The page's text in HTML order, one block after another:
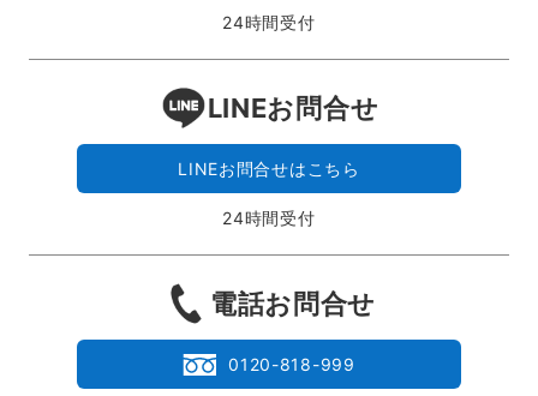
24時間受付
LINEお問合せ
LINEお問合せはこちら
24時間受付
電話お問合せ
0120-818-999